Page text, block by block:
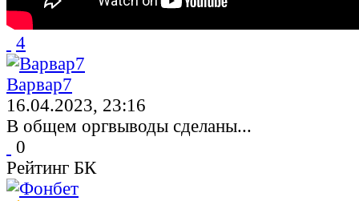
4
Варвар7
16.04.2023, 23:16
В общем оргвыводы сделаны...
0
Рейтинг БК